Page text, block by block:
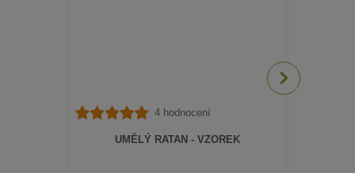
4 hodnocení
UMĚLÝ RATAN - VZOREK